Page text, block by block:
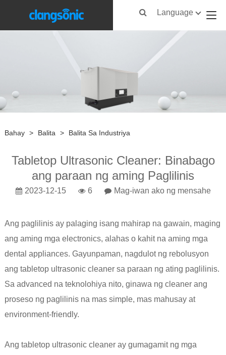
Language
Bahay > Balita > Balita Sa Industriya
Tabletop Ultrasonic Cleaner: Binabago
ang paraan ng aming Paglilinis
2023-12-15 6 Mag-iwan ako ng mensahe
Ang paglilinis ay palaging isang mahirap na gawain, maging
ang aming mga electronics, alahas o kahit na aming mga
dental appliances. Gayunpaman, nagdulot ng rebolusyon
ang tabletop ultrasonic cleaner sa paraan ng ating paglilinis.
Sa advanced na teknolohiya nito, ginawa ng cleaner ang
proseso ng paglilinis na mas simple, mas mahusay at
environment-friendly.
Ang tabletop ultrasonic cleaner ay gumagamit ng mga